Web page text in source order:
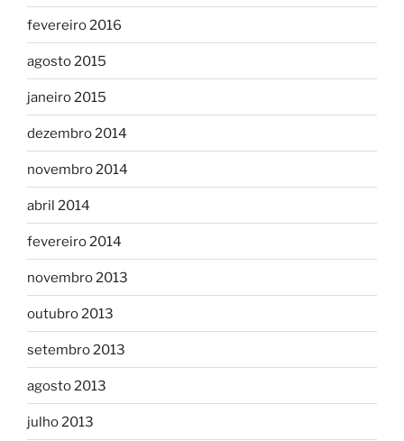
fevereiro 2016
agosto 2015
janeiro 2015
dezembro 2014
novembro 2014
abril 2014
fevereiro 2014
novembro 2013
outubro 2013
setembro 2013
agosto 2013
julho 2013